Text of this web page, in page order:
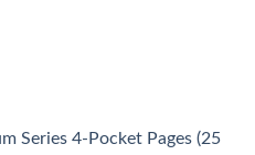
Series 4-Pocket Pages (25